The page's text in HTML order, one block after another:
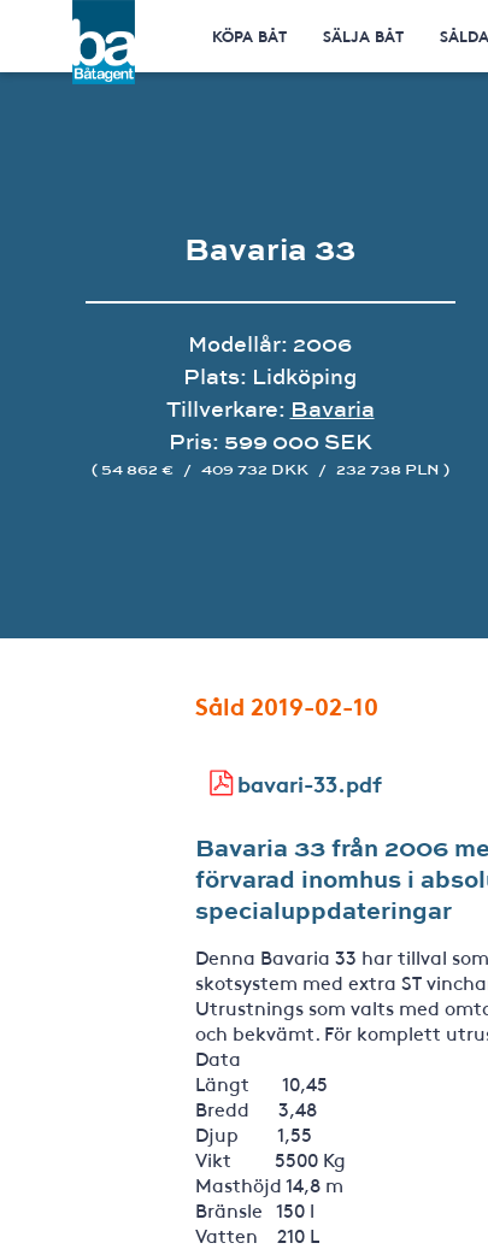
KÖPA BÅT SÄLJA BÅT
Bavaria 33
Modellår: 2006
Plats: Lidköping
Tillverkare: Bavaria
Pris: 599 000 SEK
( 54 862 € / 409 732 DKK / 232 738 PLN )
Såld 2019-02-10
bavari-33.pdf
Bavaria 33 från 2006
förvarad inomhus i
specialuppdateringar
Denna Bavaria 33 har tillval
skotsystem med extra ST
Utrustnings som valts med
och bekvämt. För komplett
Data
Längt 10,45
Bredd 3,48
Djup 1,55
Vikt 5500 Kg
Masthöjd 14,8 m
Bränsle 150 l
Vatten 210 L